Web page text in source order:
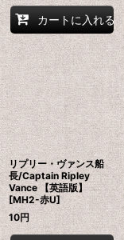
カートに入れる
リプリー・ヴァンス船
長/Captain Ripley
Vance 【英語版】
[MH2-赤U]
10円